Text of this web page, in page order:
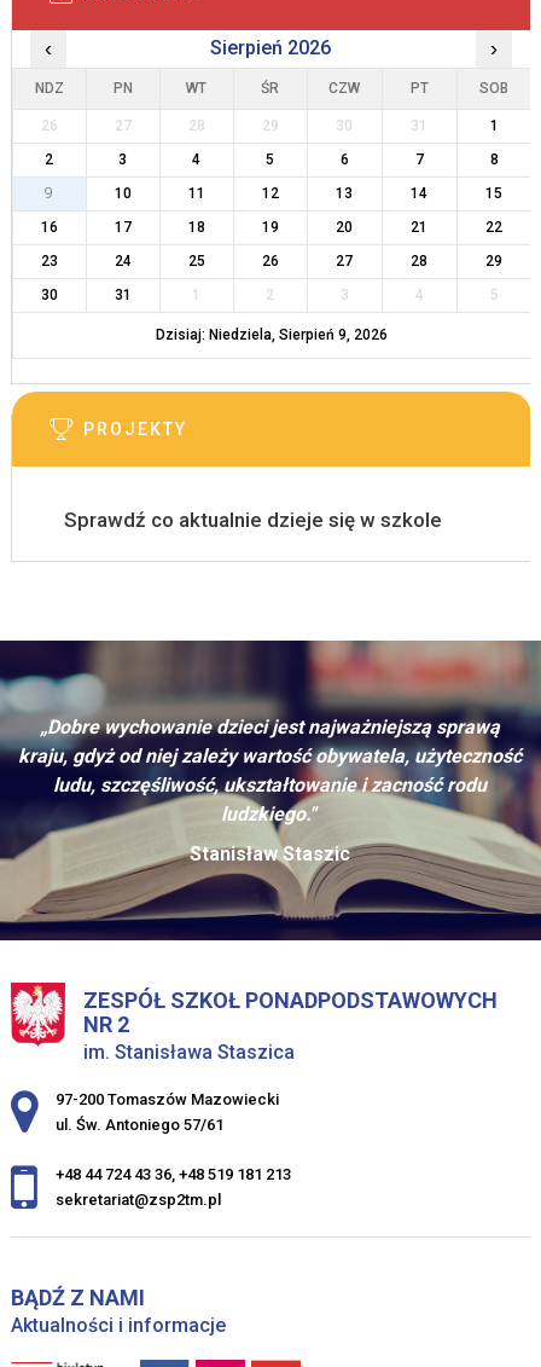
‹ Sierpień 2026 ›
NDZ PN WT ŚR CZW PT SOB
26 27 28 29 30 31
1
2
3 4 5 6 7
8
9
10 11 12 13 14
15
16
17 18 19 20 21
22
23
24 25 26 27 28
29
30
31 1 2 3 4 5
Dzisiaj: Niedziela, Sierpień 9, 2026
PROJEKTY
Sprawdź co aktualnie dzieje się w szkole
„Dobre wychowanie dzieci jest najważniejszą sprawą
kraju, gdyż od niej zależy wartość obywatela, użyteczność
ludu, szczęśliwość, ukształtowanie i zacność rodu
ludzkiego."
Stanisław Staszic
ZESPÓŁ SZKOŁ PONADPODSTAWOWYCH
NR 2
im. Stanisława Staszica
Adres pocztowy:
97-200 Tomaszów Mazowiecki
ul. Św. Antoniego 57/61
+48 44 724 43 36, +48 519 181 213
sekretariat@zsp2tm.pl
BĄDŹ Z NAMI
Aktualności i informacje